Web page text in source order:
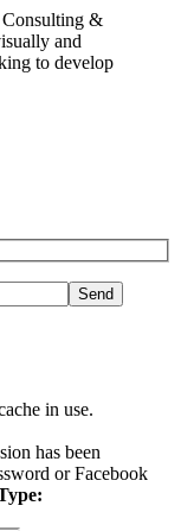
&
and
to develop
Send
in use.
has been
or Facebook